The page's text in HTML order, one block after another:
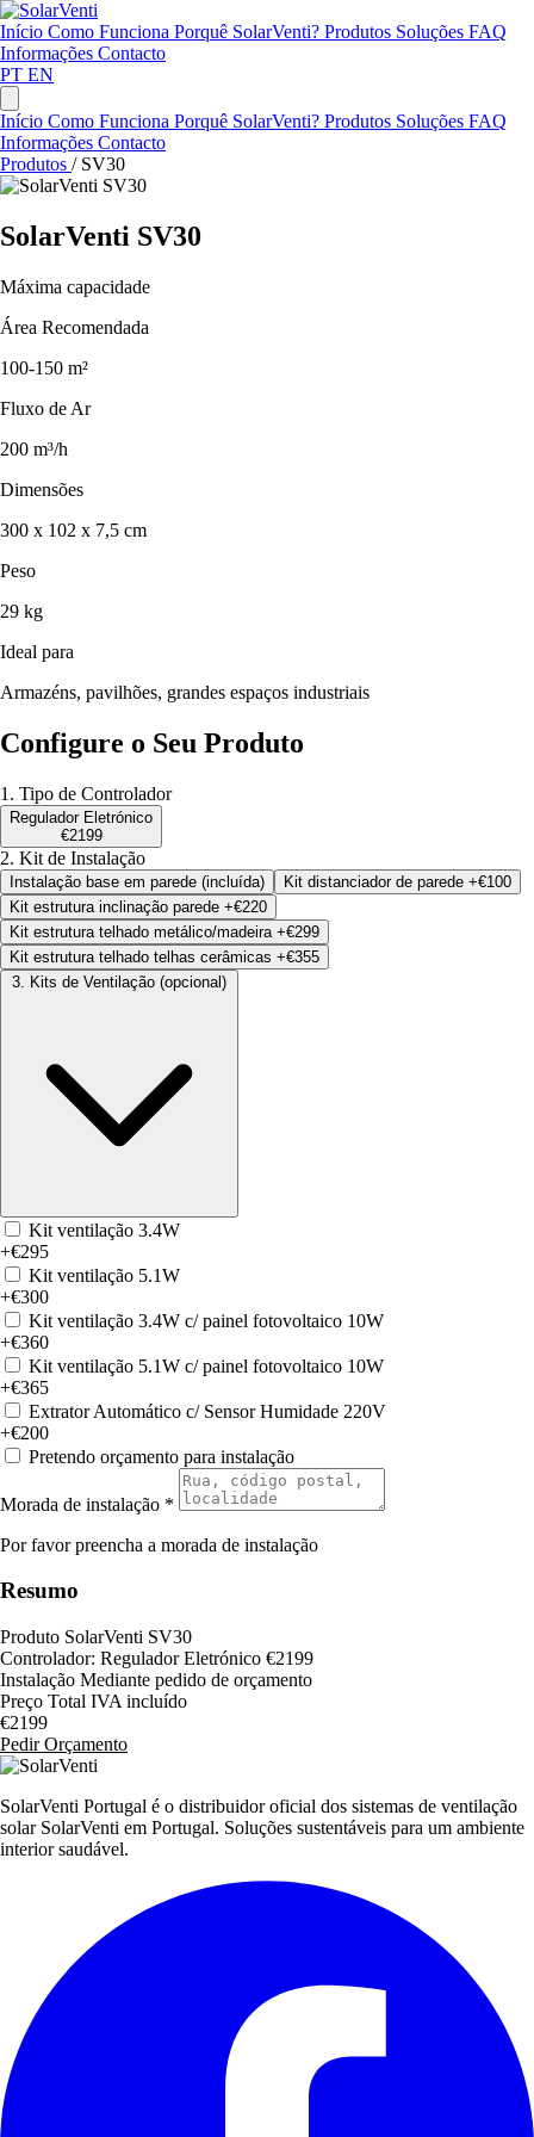
Início Como Funciona Porquê SolarVenti? Produtos Soluções FAQ
Informações Contacto
PT EN
Início Como Funciona Porquê SolarVenti? Produtos Soluções FAQ
Informações Contacto
Produtos / SV30
SolarVenti SV30
Máxima capacidade
Área Recomendada
100-150 m²
Fluxo de Ar
200 m³/h
Dimensões
300 x 102 x 7,5 cm
Peso
29 kg
Ideal para
Armazéns, pavilhões, grandes espaços industriais
Configure o Seu Produto
1. Tipo de Controlador
Regulador Eletrónico
€2199
2. Kit de Instalação
Instalação base em parede (incluída) Kit distanciador de parede +€100
Kit estrutura inclinação parede +€220
Kit estrutura telhado metálico/madeira +€299
Kit estrutura telhado telhas cerâmicas +€355
3. Kits de Ventilação (opcional)
Kit ventilação 3.4W
+€295
Kit ventilação 5.1W
+€300
Kit ventilação 3.4W c/ painel fotovoltaico 10W
+€360
Kit ventilação 5.1W c/ painel fotovoltaico 10W
+€365
Extrator Automático c/ Sensor Humidade 220V
+€200
Pretendo orçamento para instalação
Morada de instalação *
Por favor preencha a morada de instalação
Resumo
Produto SolarVenti SV30
Controlador: Regulador Eletrónico €2199
Instalação Mediante pedido de orçamento
Preço Total IVA incluído
€2199
Pedir Orçamento
SolarVenti Portugal é o distribuidor oficial dos sistemas de ventilação
solar SolarVenti em Portugal. Soluções sustentáveis para um ambiente
interior saudável.